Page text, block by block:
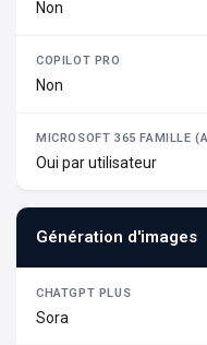
Non
Non
Oui par utilisateur
Génération d'images
Sora